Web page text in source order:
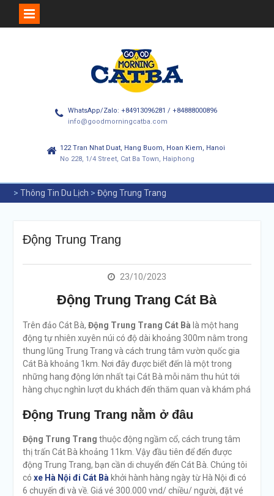
WhatsApp/Zalo: +84913096281 / +84888000896
info@goodmorningcatba.com
122 Tran Nhat Duat, Hang Buom, Hoan Kiem, Hanoi
No 228, 1/4 Street, Cat Ba Town, Haiphong
> Thông Tin Du Lịch > Động Trung Trang
Động Trung Trang
23/10/2023
Động Trung Trang Cát Bà
Trên đảo Cát Bà, Động Trung Trang Cát Bà là một hang
động tự nhiên xuyên núi có độ dài khoảng 300m nằm trong
thung lũng Trung Trang và cách trung tâm vườn quốc gia
Cát Bà khoảng 1km. Nơi đây được biết đến là một trong
những hang động lớn nhất tại Cát Bà mỗi năm thu hút tới
hàng chục nghìn lượt du khách đến thăm quan và khám phá
Động Trung Trang nằm ở đâu
Động Trung Trang thuộc động ngầm cổ, cách trung tâm
thị trấn Cát Bà khoảng 11km. Vậy đầu tiên để đến được
động Trung Trang, bạn cần di chuyển đến Cát Bà. Chúng tôi
có xe Hà Nội đi Cát Bà khởi hành hàng ngày từ Hà Nội đi có
6 chuyến đi và về. Giá vé 300.000 vnd/ chiều/ người, đặt vé